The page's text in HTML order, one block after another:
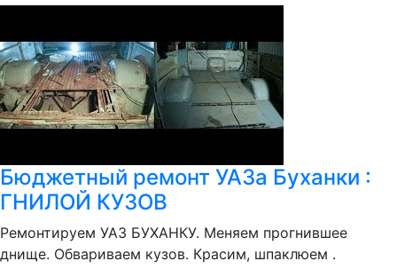
Бюджетный ремонт УАЗа Буханки :
ГНИЛОЙ КУЗОВ
Ремонтируем УАЗ БУХАНКУ. Меняем прогнившее
днище. Обвариваем кузов. Красим, шпаклюем .